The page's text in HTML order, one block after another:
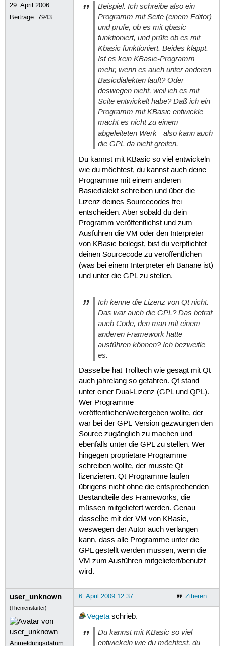
29. April 2006
Beiträge:7943
Beispiel: Ich schreibe also ein
Programm mit Scite (einem Editor)
und prüfe, ob es mit qbasic
funktioniert, und prüfe ob es mit
Kbasic funktioniert. Beides klappt.
Ist es kein KBasic-Programm
mehr, wenn es auch unter anderen
Basicdialekten läuft? Oder
deswegen nicht, weil ich es mit
Scite entwickelt habe? Daß ich ein
Programm mit KBasic entwickle
macht es nicht zu einem
abgeleiteten Werk - also kann auch
die GPL da nicht greifen.
Du kannst mit KBasic so viel entwickeln
wie du möchtest, du kannst auch deine
Programme mit einem anderen
Basicdialekt schreiben und über die
Lizenz deines Sourcecodes frei
entscheiden. Aber sobald du dein
Programm veröffentlichst und zum
Ausführen die VM oder den Interpreter
von KBasic beilegst, bist du verpflichtet
deinen Sourcecode zu veröffentlichen
(was bei einem Interpreter eh Banane ist)
und unter die GPL zu stellen.
Ich kenne die Lizenz von Qt nicht.
Das war auch die GPL? Das betraf
auch Code, den man mit einem
anderen Framework hätte
ausführen können? Ich bezweifle
es.
Dasselbe hat Trolltech wie gesagt mit Qt
auch jahrelang so gefahren. Qt stand
unter einer Dual-Lizenz (GPL und QPL).
Wer Programme
veröffentlichen/weitergeben wollte, der
war bei der GPL-Version gezwungen den
Source zugänglich zu machen und
ebenfalls unter die GPL zu stellen. Wer
hingegen proprietäre Programme
schreiben wollte, der musste Qt
lizenzieren. Qt-Programme laufen
übrigens nicht ohne die entsprechenden
Bestandteile des Frameworks, die
müssen mitgeliefert werden. Genau
dasselbe mit der VM von KBasic,
weswegen der Autor auch verlangen
kann, dass alle Programme unter die
GPL gestellt werden müssen, wenn die
VM zum Ausführen mitgeliefert/benutzt
wird.
user_unknown
(Themenstarter)
Anmeldungsdatum:
Zitieren
6. April 2009 12:37
Vegetaschrieb:
Du kannst mit KBasic so viel
entwickeln wie du möchtest, du